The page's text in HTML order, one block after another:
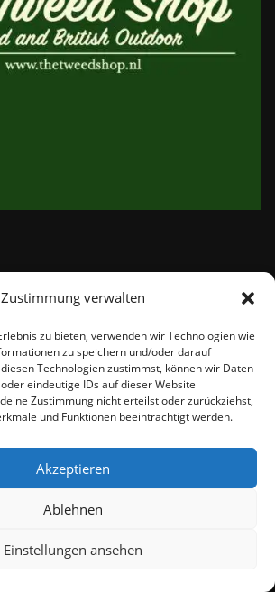
Zustimmung verwalten
zu bieten, verwenden wir Technologien wie
zu speichern und/oder darauf
Technologien zustimmst, können wir Daten
eindeutige IDs auf dieser Website
Zustimmung nicht erteilst oder zurückziehst,
und Funktionen beeinträchtigt werden.
Akzeptieren
Ablehnen
Einstellungen ansehen
ALL RIGHTS RESERVED